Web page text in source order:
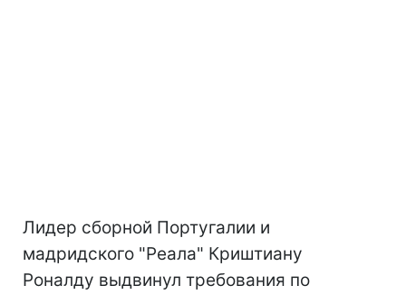
Лидер сборной Португалии и
мадридского "Реала" Криштиану
Роналду выдвинул требования по